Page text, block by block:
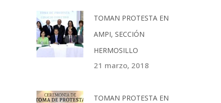
TOMAN PROTESTA EN
AMPI, SECCIÓN
HERMOSILLO
21 marzo, 2018
TOMAN PROTESTA EN